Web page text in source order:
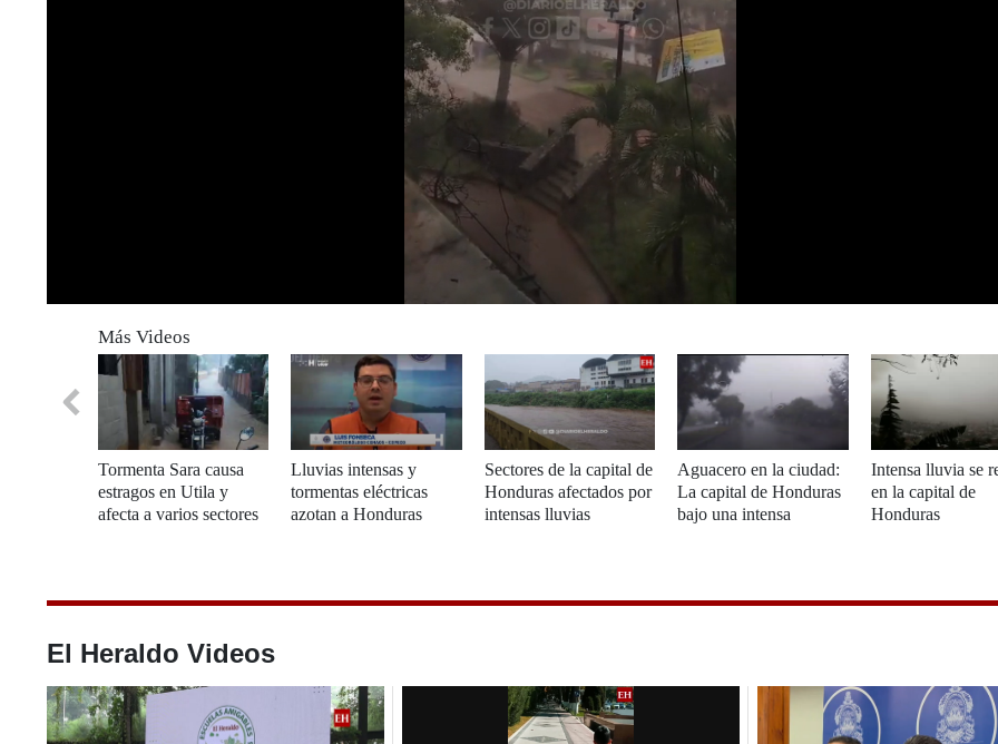
Volume
Más Videos
Tormenta Sara causa
estragos en Utila y
afecta a varios sectores
Lluvias intensas y
tormentas eléctricas
azotan a Honduras
Sectores de la capital de
Honduras afectados por
intensas lluvias
Aguacero en la ciudad:
La capital de Honduras
bajo una intensa
Intensa lluvia se
en la capital de
Honduras
El Heraldo Videos